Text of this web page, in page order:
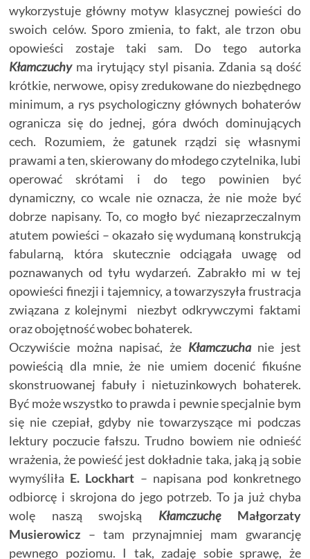
wykorzystuje główny motyw klasycznej powieści do
swoich celów. Sporo zmienia, to fakt, ale trzon obu
opowieści zostaje taki sam. Do tego autorka
Kłamczuchyma irytujący styl pisania. Zdania są dość
krótkie, nerwowe, opisy zredukowane do niezbędnego
minimum, a rys psychologiczny głównych bohaterów
ogranicza się do jednej, góra dwóch dominujących
cech. Rozumiem, że gatunek rządzi się własnymi
prawami a ten, skierowany do młodego czytelnika, lubi
operować skrótami i do tego powinien być
dynamiczny, co wcale nie oznacza, że nie może być
dobrze napisany. To, co mogło być niezaprzeczalnym
atutem powieści – okazało się wydumaną konstrukcją
fabularną, która skutecznie odciągała uwagę od
poznawanych od tyłu wydarzeń. Zabrakło mi w tej
opowieści finezji i tajemnicy, a towarzyszyła frustracja
związana z kolejnymi niezbyt odkrywczymi faktami
oraz obojętność wobec bohaterek.
Oczywiście można napisać, że Kłamczuchanie jest
powieścią dla mnie, że nie umiem docenić fikuśne
skonstruowanej fabuły i nietuzinkowych bohaterek.
Być może wszystko to prawda i pewnie specjalnie bym
się nie czepiał, gdyby nie towarzyszące mi podczas
lektury poczucie fałszu. Trudno bowiem nie odnieść
wrażenia, że powieść jest dokładnie taka, jaką ją sobie
wymyśliła E. Lockhart – napisana pod konkretnego
odbiorcę i skrojona do jego potrzeb. To ja już chyba
wolę naszą swojską Kłamczuchę
Małgorzaty
Musierowicz – tam przynajmniej mam gwarancję
pewnego poziomu. I tak, zadaję sobie sprawę, że